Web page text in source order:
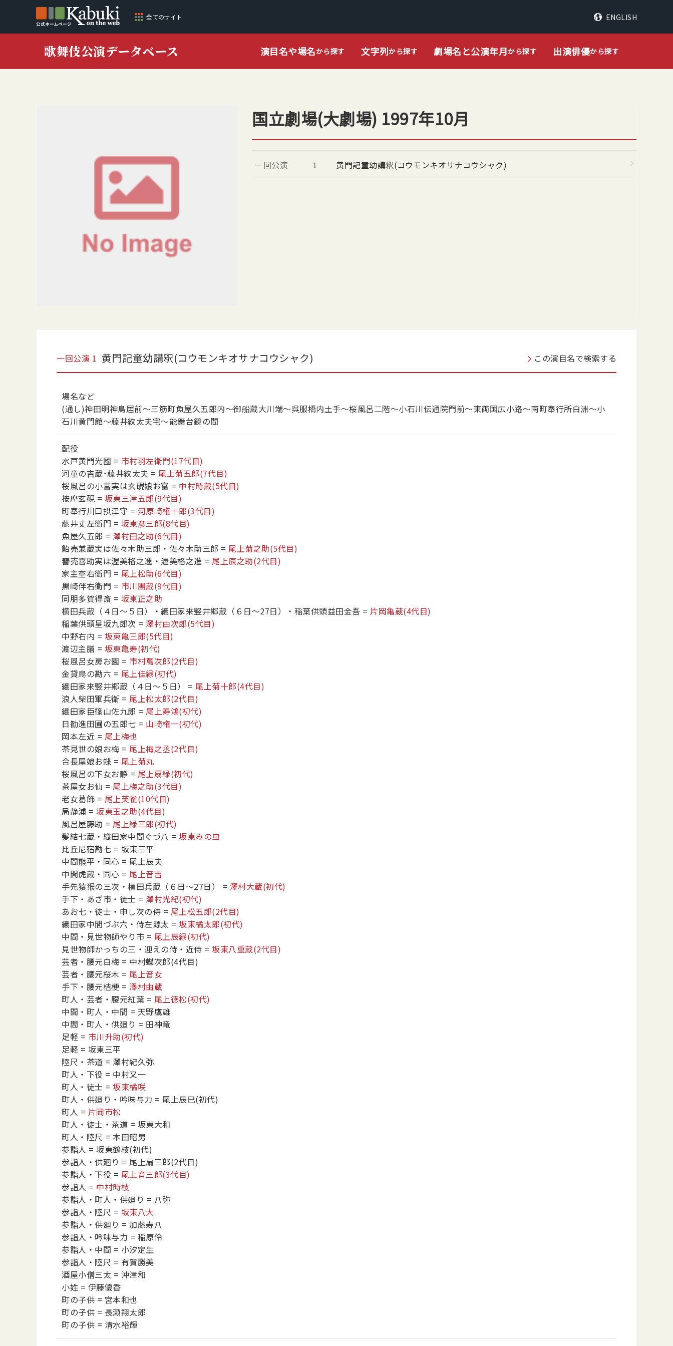
全てのサイト ENGLISH
歌舞伎公演データベース 演目名や場名から探す 文字列から探す 劇場名と公演年月から探す 出演俳優から探す
国立劇場(大劇場) 1997年10月
一回公演 1 黄門記童幼講釈(コウモンキオサナコウシャク)
一回公演 1 黄門記童幼講釈(コウモンキオサナコウシャク) この演目名で検索する
場名など
(通し)神田明神鳥居前〜三筋町魚屋久五郎内〜御船蔵大川端〜呉服橋内土手〜桜風呂二階〜小石川伝通院門前〜東両国広小路〜南町奉行所白洲〜小
石川黄門館〜藤井紋太夫宅〜能舞台鏡の間
配役
水戸黄門光國 = 市村羽左衛門(17代目)
河童の吉蔵･藤井紋太夫 = 尾上菊五郎(7代目)
桜風呂の小富実は玄硯娘お富 = 中村時蔵(5代目)
按摩玄硯 = 坂東三津五郎(9代目)
町奉行川口摂津守 = 河原崎権十郎(3代目)
藤井丈左衛門 = 坂東彦三郎(8代目)
魚屋久五郎 = 澤村田之助(6代目)
飴売兼蔵実は佐々木助三郎・佐々木助三郎 = 尾上菊之助(5代目)
簪売喜助実は渥美格之進・渥美格之進 = 尾上辰之助(2代目)
家主杢右衛門 = 尾上松助(6代目)
黒崎伴右衛門 = 市川團蔵(9代目)
同朋多賀得斎 = 坂東正之助
横田兵蔵（４日～５日）・織田家来竪井郷蔵（６日～27日）・稲葉供頭益田金吾 = 片岡亀蔵(4代目)
稲葉供頭星坂九郎次 = 澤村由次郎(5代目)
中野右内 = 坂東亀三郎(5代目)
渡辺主膳 = 坂東亀寿(初代)
桜風呂女房お園 = 市村萬次郎(2代目)
金貸烏の勘六 = 尾上佳緑(初代)
織田家来竪井郷蔵（４日～５日）
= 尾上菊十郎(4代目)
浪人柴田軍兵衛 = 尾上松太郎(2代目)
織田家臣篠山佐九郎 = 尾上寿鴻(初代)
日勧進田圃の五郎七 = 山崎権一(初代)
岡本左近 = 尾上梅也
茶見世の娘お梅 = 尾上梅之丞(2代目)
合長屋娘お蝶 = 尾上菊丸
桜風呂の下女お静 = 尾上扇緑(初代)
茶屋女お仙 = 尾上梅之助(3代目)
老女葛飾 = 尾上芙雀(10代目)
局静浦 = 坂東玉之助(4代目)
風呂屋藤助 = 尾上緑三郎(初代)
髪結七蔵・織田家中間ぐづ八 = 坂東みの虫
比丘尼宿勘七 = 坂東三平
中間熊平・同心 = 尾上辰夫
中間虎蔵・同心 = 尾上音吉
手先猿猴の三次・横田兵蔵（６日～27日）
= 澤村大蔵(初代)
手下・あざ市・徒士 = 澤村光紀(初代)
あお七・徒士・申し次の侍 = 尾上松五郎(2代目)
織田家中間づぶ六・侍左源太 = 坂東橘太郎(初代)
中間・見世物師やり市 = 尾上辰緑(初代)
見世物師かっちの三・迎えの侍・近侍 = 坂東八重蔵(2代目)
芸者・腰元白梅 = 中村蝶次郎(4代目)
芸者・腰元桜木 = 尾上音女
手下・腰元桔梗 = 澤村由蔵
町人・芸者・腰元紅葉 = 尾上徳松(初代)
中間・町人・中間 = 天野鷹雄
中間・町人・供廻り = 田神竜
足軽 = 市川升助(初代)
足軽 = 坂東三平
陸尺・茶道 = 澤村紀久弥
町人・下役 = 中村又一
町人・徒士 = 坂東橘咲
町人・供廻り・吟味与力 = 尾上辰巳(初代)
町人 = 片岡市松
町人・徒士・茶道 = 坂東大和
町人・陸尺 = 本田昭男
参詣人 = 坂東鶴枝(初代)
参詣人・供廻り = 尾上扇三郎(2代目)
参詣人・下役 = 尾上音三郎(3代目)
参詣人 = 中村時枝
参詣人・町人・供廻り = 八弥
参詣人・陸尺 = 坂東八大
参詣人・供廻り = 加藤寿八
参詣人・吟味与力 = 稲原伶
参詣人・中間 = 小汐定生
参詣人・陸尺 = 有賀勝美
酒屋小僧三太 = 沖津和
小姓 = 伊藤優香
町の子供 = 宮本和也
町の子供 = 長瀬翔太郎
町の子供 = 清水裕輝